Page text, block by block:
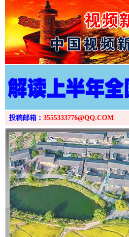
投稿邮箱： 3555333776@QQ.COM